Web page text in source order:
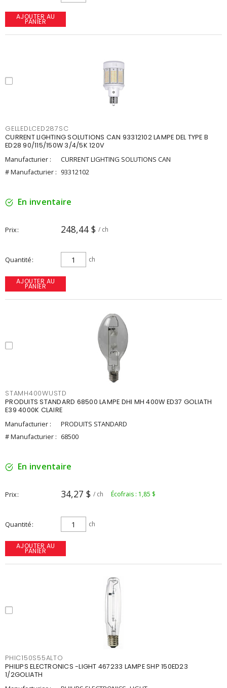
AJOUTER AU
PANIER
GELLEDLCED287SC
CURRENT LIGHTING SOLUTIONS CAN 93312102 LAMPE DEL TYPE B
ED28 90/115/150W 3/4/5K 120V
Manufacturier :
CURRENT LIGHTING SOLUTIONS CAN
# Manufacturier : 93312102
En inventaire
Prix 248,44 $ / ch
Quantité ch
AJOUTER AU
PANIER
STAMH400WUSTD
PRODUITS STANDARD 68500 LAMPE DHI MH 400W ED37 GOLIATH
E39 4000K CLAIRE
Manufacturier :
PRODUITS STANDARD
# Manufacturier : 68500
En inventaire
Prix 34,27 $ / ch Écofrais : 1,85 $
Quantité ch
AJOUTER AU
PANIER
PHIC150S55ALTO
PHILIPS ELECTRONICS -LIGHT 467233 LAMPE SHP 150ED23
1/2GOLIATH